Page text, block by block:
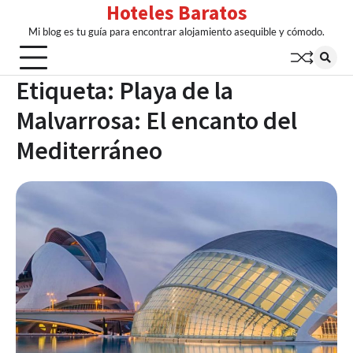
content
Hoteles Baratos
Mi blog es tu guía para encontrar alojamiento asequible y cómodo.
Etiqueta: Playa de la
Malvarrosa: El encanto del
Mediterráneo